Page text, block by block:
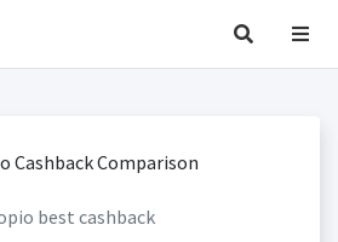
best cashback